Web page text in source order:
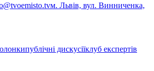
м. Львів, вул. Винниченка,
публічні дискусіїклуб експертів